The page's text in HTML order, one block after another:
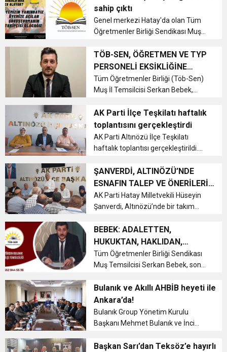
Cumhuriyet, Türk Milletinin Özgürlük
ve Onur Nişanesidir
6:19 HBB BAŞKANI ÖNTÜRK’ÜN
CUMHURİYET BAYRAMI MESAJI
KURUMLAR VERGİSİ ERTELENDİ
1:00 İTSO İŞ-KUR SGK TOPLANTI
DUYURUSU
CEYLANDERE’DE BAŞKAN EMRAH
KARAÇAY’A SEVGİ SELİ
18:22 BAŞKAN SAMİ ÜSTÜN’DEN
GÖNÜLLERE DOKUNAN ZİYARET
Antakya’da hayatın kalbinin attığı
noktaların başında olan Otogar
bölgesind...
sahip çıktı
Genel merkezi Hatay'da olan Tüm
Öğretmenler Birliği Sendikası Muş
Adıvar İmam Hatip Ortaokulu'nda
Bilişim Öğretmenliği yapan Anıl
Gençer adlı öğretmene sahip ç...
TÖB-SEN, ÖĞRETMEN VE TYP
PERSONELİ EKSİKLİĞİNE
DEĞİNDİ
Tüm Öğretmenler Birliği (Töb-Sen)
Muş İl Temsilcisi Serkan Bebek,
Yararına Program (TYP)
kapsamında alınan personellerin
eksikliğine dikkat çekti....
AK Parti İlçe Teşkilatı haftalık
toplantısını gerçekleştirdi
AK Parti Altınözü İlçe Teşkilatı
haftalık toplantısı gerçekleştirildi....
ŞANVERDİ, ALTINÖZÜ’NDE
ESNAFIN TALEP VE ÖNERİLERİ
DİNLENDİ
AK Parti Hatay Milletvekili Hüseyin
Şanverdi, Altınözü’nde bir takım
BEBEK: ADALETTEN,
HUKUKTAN, HAKLIDAN,
HALKTAN VE TAM BAĞIMSIZ
TÜRKİYE’DEN YANA OLMAYA
Tüm Öğretmenler Birliği Sendikası
Muş Temsilcisi Serkan Bebek, sona
ardından bir basın açıklaması
yaparak eğitim camiasının
sorunlarını dile getirdi. ...
Bulanık ve Akıllı AHBİB heyeti ile
Ankara’da!
Bulanık Group Yönetim Kurulu
Başkanı Mehmet Bulanık ve İnci
Akıllı, geçtiğimiz günlerde yönetim
Başkan Sarı’dan Teksöz’e hayırlı